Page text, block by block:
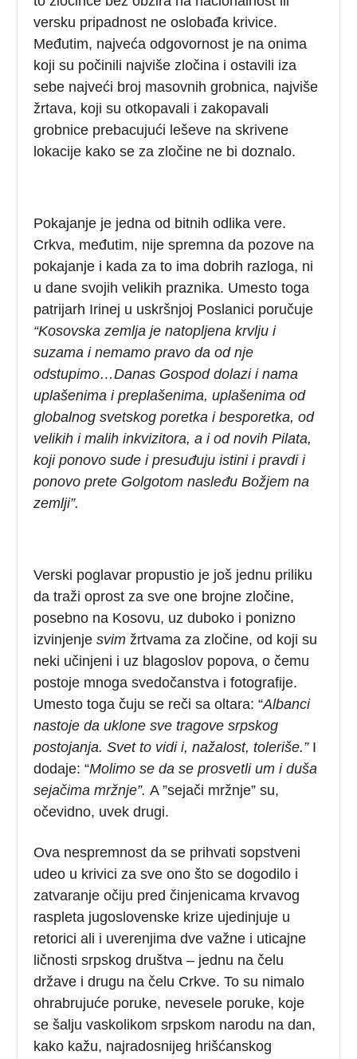
versku pripadnost ne oslobađa krivice.
Međutim, najveća odgovornost je na onima
koji su počinili najviše zločina i ostavili iza
sebe najveći broj masovnih grobnica, najviše
žrtava, koji su otkopavali i zakopavali
grobnice prebacujući leševe na skrivene
lokacije kako se za zločine ne bi doznalo.
Pokajanje je jedna od bitnih odlika vere.
Crkva, međutim, nije spremna da pozove na
pokajanje i kada za to ima dobrih razloga, ni
u dane svojih velikih praznika. Umesto toga
patrijarh Irinej u uskršnjoj Poslanici poručuje
“Kosovska zemlja je natopljena krvlju i
suzama i nemamo pravo da od nje
odstupimo…Danas Gospod dolazi i nama
uplašenima i preplašenima, uplašenima od
globalnog svetskog poretka i besporetka, od
velikih i malih inkvizitora, a i od novih Pilata,
koji ponovo sude i presuđuju istini i pravdi i
ponovo prete Golgotom nasleđu Božjem na
zemlji”.
Verski poglavar propustio je još jednu priliku
da traži oprost za sve one brojne zločine,
posebno na Kosovu, uz duboko i ponizno
izvinjenjesvim žrtvama za zločine, od koji su
neki učinjeni i uz blagoslov popova, o čemu
postoje mnoga svedočanstva i fotografije.
Umesto toga čuju se reči sa oltara: “Albanci
nastoje da uklone sve tragove srpskog
postojanja. Svet to vidi i, nažalost, toleriše.” I
dodaje: “Molimo se da se prosvetli um i duša
sejačima mržnje”.A ”sejači mržnje” su,
očevidno, uvek drugi.
Ova nespremnost da se prihvati sopstveni
udeo u krivici za sve ono što se dogodilo i
zatvaranje očiju pred činjenicama krvavog
raspleta jugoslovenske krize ujedinjuje u
retorici ali i uverenjima dve važne i uticajne
ličnosti srpskog društva – jednu na čelu
države i drugu na čelu Crkve. To su nimalo
ohrabrujuće poruke, nevesele poruke, koje
se šalju vaskolikom srpskom narodu na dan,
kako kažu, najradosnijeg hrišćanskog